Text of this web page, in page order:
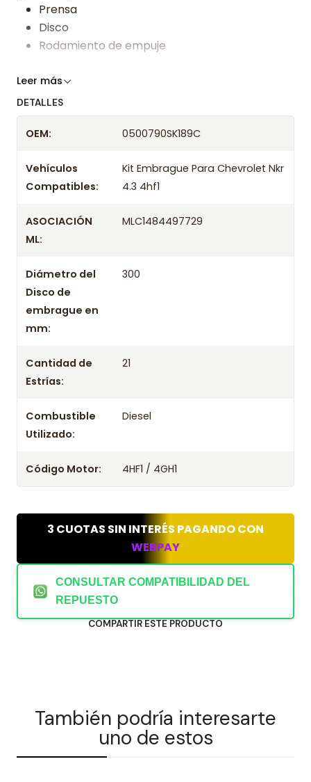
Prensa
Disco
Rodamiento de empuje
Somos especialistas en embragues desde 2019,
tienda previo correo de confirmación.
Leer más
DETALLES
OEM: 0500790SK189C
Vehículos
Compatibles:
Kit Embrague Para Chevrolet Nkr
4.3 4hf1
ASOCIACIÓN
ML:
MLC1484497729
Diámetro del
Disco de
embrague en
mm:
300
Cantidad de
Estrías:
21
Combustible
Utilizado:
Diesel
Código Motor: 4HF1 / 4GH1
3 CUOTAS SIN INTERÉS PAGANDO CON
WEBPAY
CONSULTAR COMPATIBILIDAD DEL
REPUESTO
COMPARTIR ESTE PRODUCTO
También podría interesarte
uno de estos